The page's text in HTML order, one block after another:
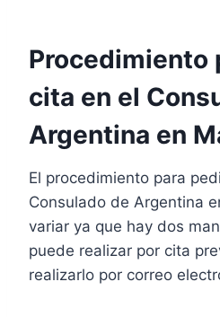
Procedimiento
cita en el
Argentina en
El procedimiento para
Consulado de Argentina
variar ya que hay dos
puede realizar por cita
realizarlo por correo